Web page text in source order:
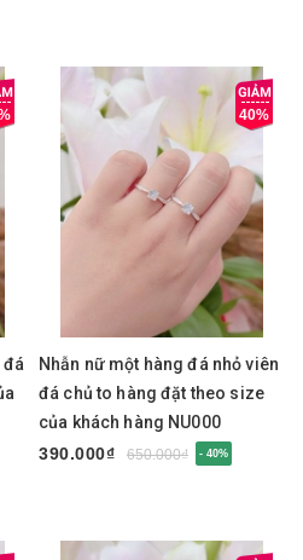
đá
40%
Nhẫn nữ một hàng đá nhỏ viên
đá chủ to hàng đặt theo size
của khách hàng NU000
390.000₫
650.000₫ - 40%